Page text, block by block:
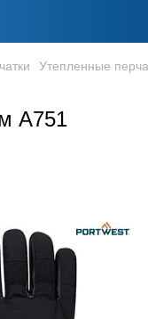
Утепленные
A751